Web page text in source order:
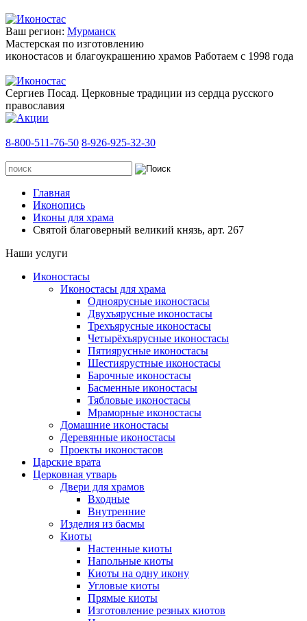
Ваш регион: Мурманск
Мастерская по изготовлению
иконостасов и благоукрашению храмов Работаем с 1998 года
Сергиев Посад. Церковные традиции из сердца русского
православия
8-800-511-76-50 8-926-925-32-30
Главная
Иконопись
Иконы для храма
Святой благоверный великий князь, арт. 267
Наши услуги
Иконостасы
Иконостасы для храма
Одноярусные иконостасы
Двухъярусные иконостасы
Трехъярусные иконостасы
Четырёхъярусные иконостасы
Пятиярусные иконостасы
Шестиярустные иконостасы
Барочные иконостасы
Басменные иконостасы
Тябловые иконостасы
Мраморные иконостасы
Дoмaшниe икoнoстaсы
Деревянные иконостасы
Проекты иконостасов
Царские врата
Церковная утварь
Двери для храмов
Входные
Внутренние
Изделия из басмы
Киоты
Настенные киоты
Напольные киоты
Киоты на одну икону
Угловые киоты
Прямые киоты
Изготовление резных киотов